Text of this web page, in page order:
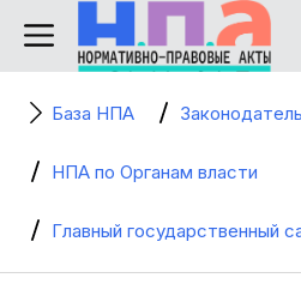
База НПА
НПА по Органам власти
Главный государственный